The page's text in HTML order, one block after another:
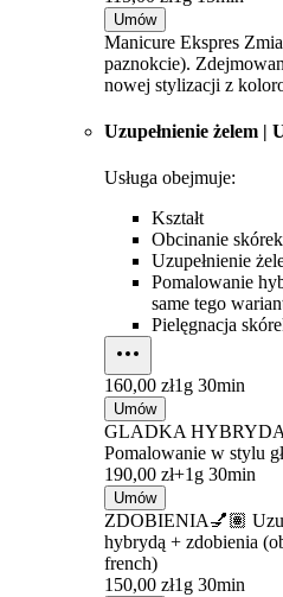
Umów
Manicure Ekspres
paznokcie).
nowej stylizacji z
Uzupełnienie żelem |
Usługa obejmuje:
Kształt
Obcinanie skórek
Uzupełnienie
Pomalowanie
same tego
Pielęgnacja
160,00 zł1g 30min
Umów
GLADKA HYBRYDA
Pomalowanie w stylu
190,00 zł+1g 30min
Umów
ZDOBIENIA💅🏽
hybrydą + zdobienia
french)
150,00 zł1g 30min